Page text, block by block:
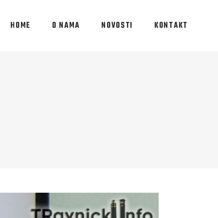
HOME O NAMA NOVOSTI KONTAKT